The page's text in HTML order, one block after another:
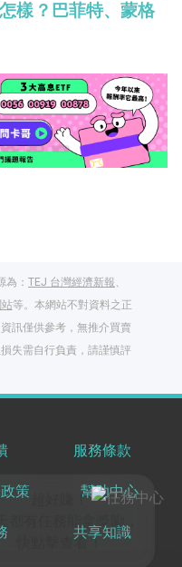
樣？巴菲特、蒙格
為： TEJ 台灣經濟新報、
等。本網站不對資料之正
訊僅供參考，無推介買賣
失需自行負責，請謹慎評
服務條款
策 幫助中心
共享知識
出國就缺這咖？股